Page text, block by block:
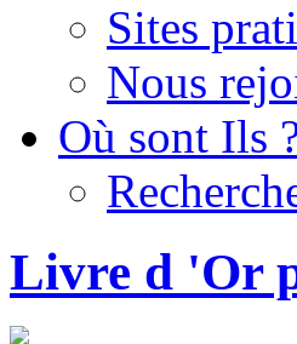
Sites
Nous
Où sont Ils
Livre d 'Or